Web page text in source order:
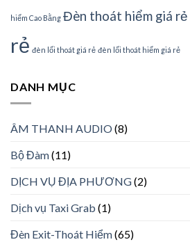
hiểm Cao Bằng Đèn thoát hiểm giá rẻ
rẻ đèn lối thoát giá rẻ đèn lối thoát hiểm giá rẻ
DANH MỤC
ÂM THANH AUDIO(8)
Bộ Đàm(11)
DỊCH VỤ ĐỊA PHƯƠNG(2)
Dịch vụ Taxi Grab (1)
Đèn Exit-Thoát Hiểm(65)